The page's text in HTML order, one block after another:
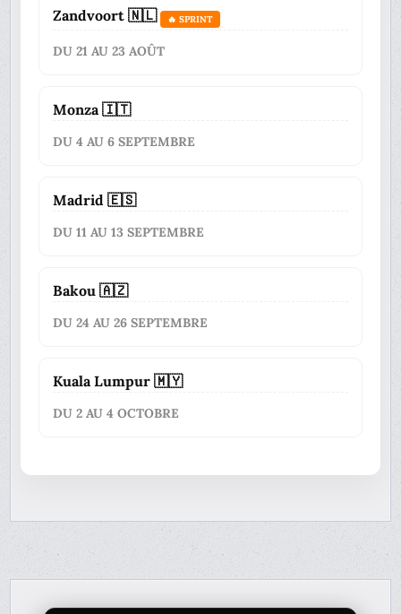
Zandvoort 🇳🇱 🔥 SPRINT
DU 21 AU 23 AOÛT
Monza 🇮🇹
DU 4 AU 6 SEPTEMBRE
Madrid 🇪🇸
DU 11 AU 13 SEPTEMBRE
Bakou 🇦🇿
DU 24 AU 26 SEPTEMBRE
Kuala Lumpur 🇲🇾
DU 2 AU 4 OCTOBRE